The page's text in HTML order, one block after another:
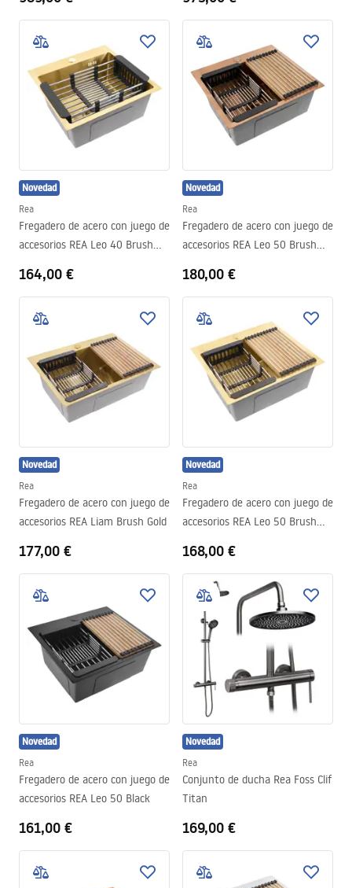
Novedad
Rea
Fregadero de acero con juego de
accesorios REA Leo 40 Brush
164,00 €
Novedad
Rea
Fregadero de acero con juego de
accesorios REA Leo 50 Brush
180,00 €
Novedad
Rea
Fregadero de acero con juego de
accesorios REA Liam Brush Gold
177,00 €
Novedad
Rea
Fregadero de acero con juego de
accesorios REA Leo 50 Brush
168,00 €
Novedad
Rea
Fregadero de acero con juego de
accesorios REA Leo 50 Black
161,00 €
Novedad
Rea
Conjunto de ducha Rea Foss Clif
Titan
169,00 €